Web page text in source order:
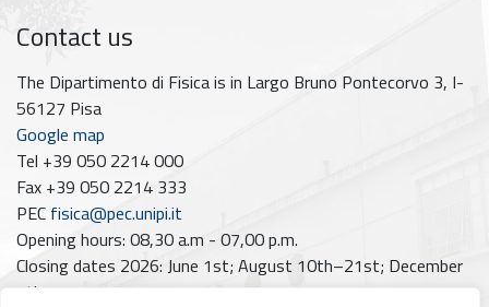
Contact us
The Dipartimento di Fisica is in Largo Bruno Pontecorvo 3, I-
56127 Pisa
Google map
Tel +39 050 2214 000
Fax +39 050 2214 333
PEC fisica@pec.unipi.it
Opening hours: 08,30 a.m - 07,00 p.m.
Closing dates 2026: June 1st; August 10th–21st; December
7th